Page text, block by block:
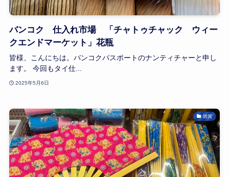
バンコク 仕入れ市場 「チャトゥチャック ウィー
クエンドマーケット」花瓶
皆様、こんにちは。バンコクパスポートのナンティチャーと申し
ます。 今回もタイ仕...
2025年5月6日
雑貨